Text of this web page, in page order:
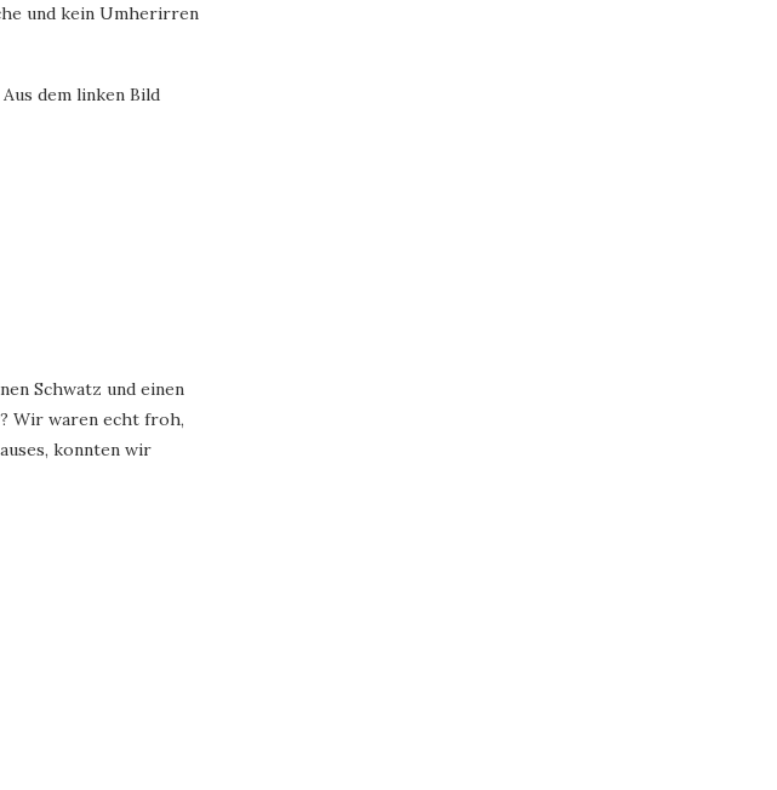
und kein Umherirren
dem linken Bild
Schwatz und einen
Wir waren echt froh,
konnten wir